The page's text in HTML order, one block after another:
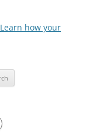
Learn how your